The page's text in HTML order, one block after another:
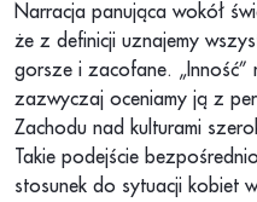
Narracja panująca wokół
że z definicji uznajemy
gorsze i zacofane. „Inność”
zazwyczaj oceniamy ją z
Zachodu nad kulturami
Takie podejście
stosunek do sytuacji kobiet